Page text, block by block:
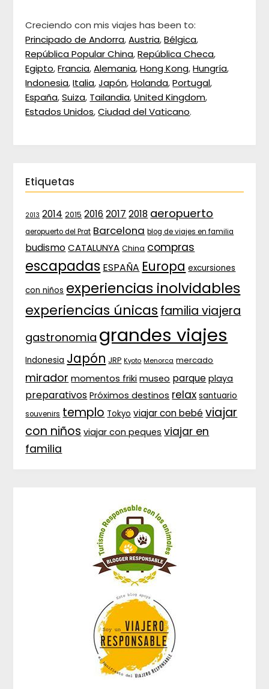
Creciendo con mis viajes has been to:
Principado de Andorra,Austria,Bélgica,
República Popular China,República Checa,
Egipto,Francia,Alemania,Hong Kong,Hungría,
Indonesia,Italia,Japón,Holanda,Portugal,
España,Suiza, Tailandia,United Kingdom,
Estados Unidos,Ciudad del Vaticano.
Etiquetas
2013 2014 2015 2016 2017 2018 aeropuerto
aeropuerto del Prat Barcelona blog de viajes en familia
budismo CATALUNYA China compras
escapadas ESPAÑA Europa excursiones
con niños experiencias inolvidables
experiencias únicas familia viajera
gastronomia grandes viajes
Indonesia Japón JRP Kyoto Menorca mercado
mirador momentos friki museo parque playa
preparativos Próximos destinos relax santuario
souvenirs templo Tokyo viajar con bebé viajar
con niños viajar con peques viajar en
familia